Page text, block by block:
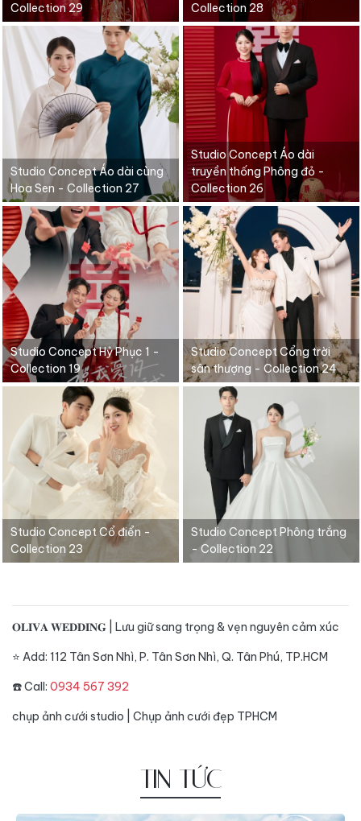
Collection 29
Collection 28
Studio Concept Áo dài cùng
Hoa Sen - Collection 27
Studio Concept Áo dài
truyền thống Phông đỏ -
Collection 26
Studio Concept Hỷ Phục 1 -
Collection 19
Studio Concept Cổng trời
sân thượng - Collection 24
Studio Concept Cổ điển -
Collection 23
Studio Concept Phông trắng
- Collection 22
𝐎𝐋𝐈𝐕𝐀 𝐖𝐄𝐃𝐃𝐈𝐍𝐆 | Lưu giữ sang trọng & vẹn nguyên cảm xúc
⭐️ Add: 112 Tân Sơn Nhì, P. Tân Sơn Nhì, Q. Tân Phú, TP.HCM
☎️ Call: 0934 567 392
chụp ảnh cưới studio Chụp ảnh cưới đẹp TPHCM
TIN TỨC